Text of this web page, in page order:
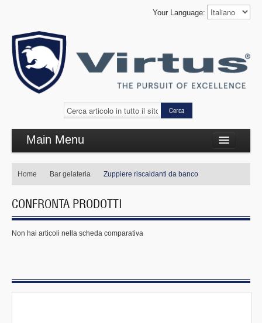
Your Language:
Cerca
Main Menu
Cottura complementare
Refrigerazione
Self Service
Mobili inox e cappe
Home Bar gelateria Zuppiere riscaldanti da banco
CONFRONTA PRODOTTI
Non hai articoli nella scheda comparativa